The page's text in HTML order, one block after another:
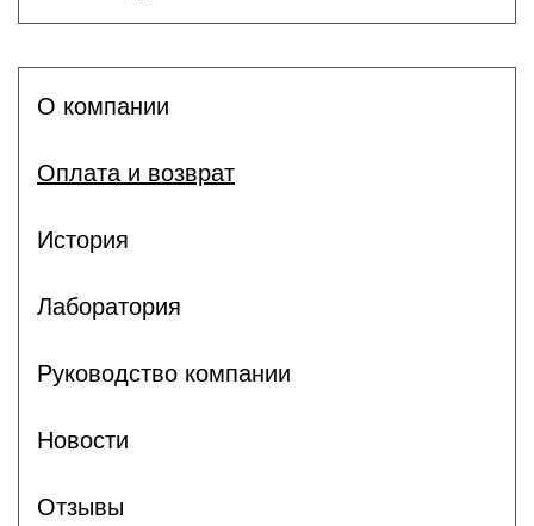
О компании
Оплата и возврат
История
Лаборатория
Руководство компании
Новости
Отзывы